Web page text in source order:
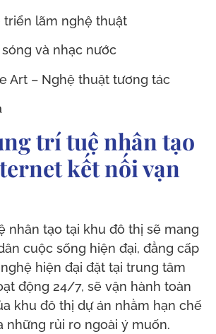
triển lãm nghệ thuật
và nhạc nước
Art – Nghệ thuật tương tác
trí tuệ nhân tạo
kết nối vạn
nhân tạo tại khu đô thị sẽ mang
cuộc sống hiện đại, đẳng cấp
hiện đại đặt tại trung tâm
động 24/7, sẽ vận hành toàn
khu đô thị dự án nhằm hạn chế
những rủi ro ngoài ý muốn.